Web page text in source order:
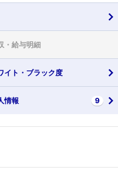
・ 給与明細
イト・ ブラック度
情報 9